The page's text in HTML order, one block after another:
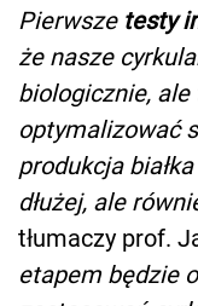
Pierwsze testy
że nasze
biologicznie,
optymalizować
produkcja
dłużej, ale
tłumaczy prof.
etapem będzie